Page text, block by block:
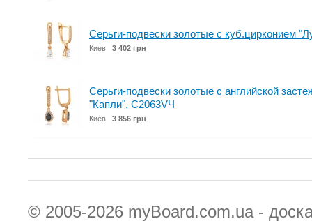
Серьги-подвески золотые с куб.цирконием
Киев 3 402 грн
Серьги-подвески золотые с английской
"Капли", С2063VЧ
Киев 3 856 грн
© 2005-2026 myBoard.com.ua -